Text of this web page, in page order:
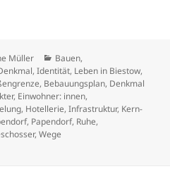
Müller Kategorien
Bauen,
,Identität, Leben in Biestow,
, Bebauungsplan, Denkmal
, Einwohner: innen,
, Hotellerie,Infrastruktur, Kern-
, Papendorf, Ruhe,
,Wege
Papendorf der langen Wege! Was hat